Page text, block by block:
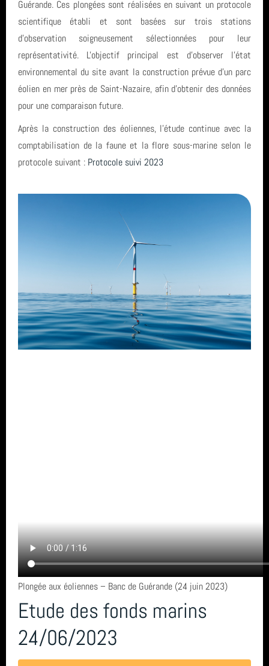
Guérande. Ces plongées sont réalisées en suivant un protocole
scientifique établi et sont basées sur trois stations
d'observation soigneusement sélectionnées pour leur
représentativité. L'objectif principal est d'observer l'état
environnemental du site avant la construction prévue d'un parc
éolien en mer près de Saint-Nazaire, afin d'obtenir des données
pour une comparaison future.
Après la construction des éoliennes, l'étude continue avec la
comptabilisation de la faune et la flore sous-marine selon le
protocole suivant : Protocole suivi 2023
Plongée aux éoliennes – Banc de Guérande (24 juin 2023)
Etude des fonds marins
24/06/2023